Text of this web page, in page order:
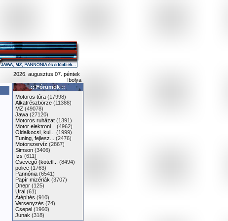
2026. augusztus 07. péntek
Ibolya
:: Fórumok ::
Motoros túra (17998)
Alkatrészbörze (11388)
MZ (49078)
Jawa (27120)
Motoros ruházat (1391)
Motor elektroni...
(4962)
Oldalkocsi, kul...
(1999)
Tuning, fejlesz...
(2476)
Motorszervíz (2867)
Simson (3406)
Izs (611)
Csevegő (kötetl...
(8494)
police (1763)
Pannónia (6541)
Papír mizériák (3707)
Dnepr (125)
Ural (61)
Átépítés (910)
Versenyzés (74)
Csepel (1960)
Junak (318)